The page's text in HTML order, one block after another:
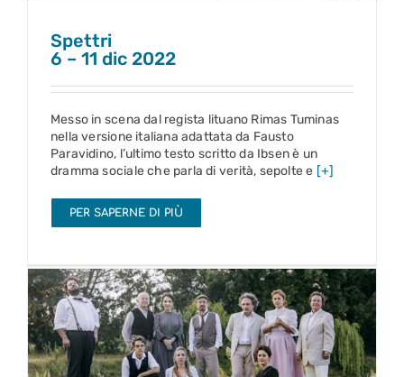
Spettri
6 – 11 dic 2022
Messo in scena dal regista lituano Rimas Tuminas
nella versione italiana adattata da Fausto
Paravidino, l’ultimo testo scritto da Ibsen è un
dramma sociale che parla di verità, sepolte e [+]
PER SAPERNE DI PIÙ
Il gabbiano
13 – 18 dic 2022